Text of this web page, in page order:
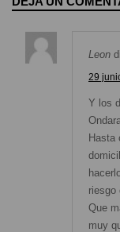
Leon
29
Y los
Hasta
riesgo
Que
muy